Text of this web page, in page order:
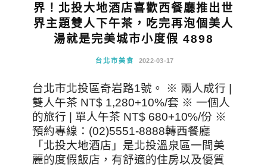
界！北投大地酒店喜歡西餐廳推出世
界主題雙人下午茶，吃完再泡個美人
湯就是完美城市小度假 4898
台北市美食 2022-03-17
台北市北投區奇岩路1號。 ※ 兩人成行 |
雙人午茶 NT$ 1,280+10%/套 ※ 一個人
的旅行 | 單人午茶 NT$ 680+10%/份 ※
預約專線：(02)5551-8888轉西餐廳
「北投大地酒店」是北投溫泉區一間美
麗的度假飯店，有舒適的住房以及優質